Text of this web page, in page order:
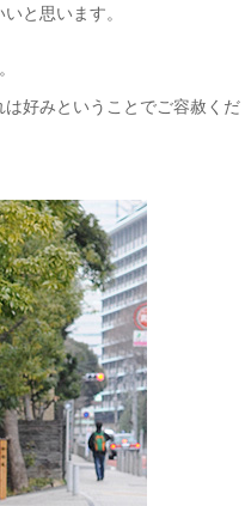
と思います。
好みということでご容赦くだ